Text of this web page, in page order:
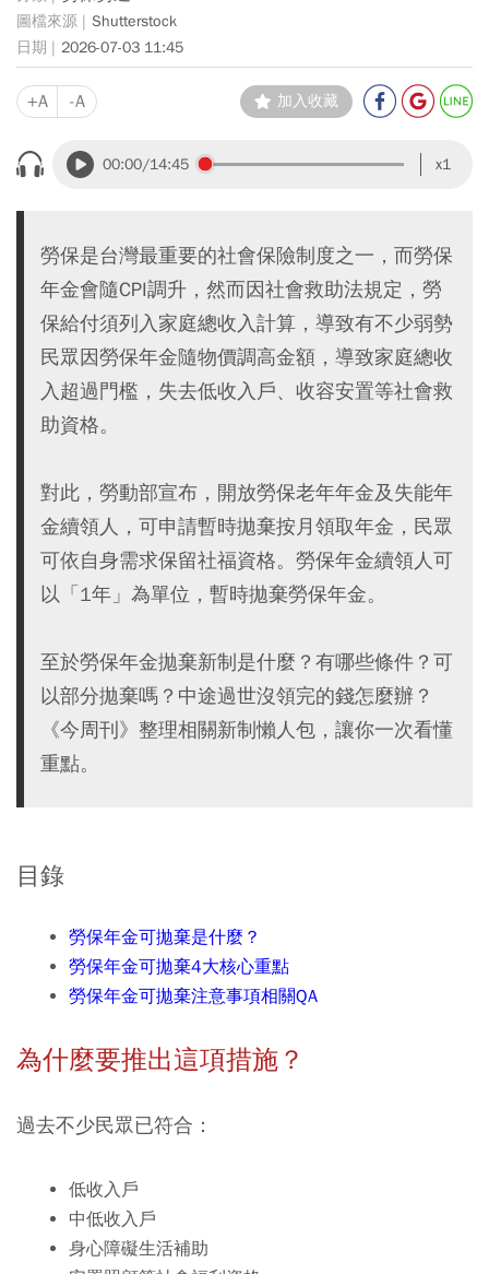
Shutterstock
2026-07-03 11:45
+A -A 加入收藏
00:00/14:45 x1
勞保是台灣最重要的社會保險制度之一，而勞保
年金會隨CPI調升，然而因社會救助法規定，勞
保給付須列入家庭總收入計算，導致有不少弱勢
民眾因勞保年金隨物價調高金額，導致家庭總收
入超過門檻，失去低收入戶、收容安置等社會救
助資格。
對此，勞動部宣布，開放勞保老年年金及失能年
金續領人，可申請暫時拋棄按月領取年金，民眾
可依自身需求保留社福資格。勞保年金續領人可
以「1年」為單位，暫時拋棄勞保年金。
至於勞保年金拋棄新制是什麼？有哪些條件？可
以部分拋棄嗎？中途過世沒領完的錢怎麼辦？
《今周刊》整理相關新制懶人包，讓你一次看懂
重點。
目錄
勞保年金可拋棄是什麼？
勞保年金可拋棄4大核心重點
勞保年金可拋棄注意事項相關QA
為什麼要推出這項措施？
過去不少民眾已符合：
低收入戶
中低收入戶
身心障礙生活補助